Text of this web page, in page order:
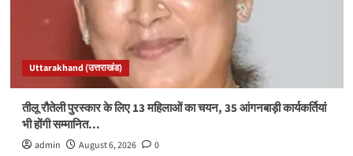
Uttarakhand (उत्तराखंड)
तीलू रौतेली पुरस्कार के लिए 13 महिलाओं का चयन, 35 आंगनबाड़ी कार्यकर्तियां
भी होंगी सम्मानित…
admin August 6, 2026 0